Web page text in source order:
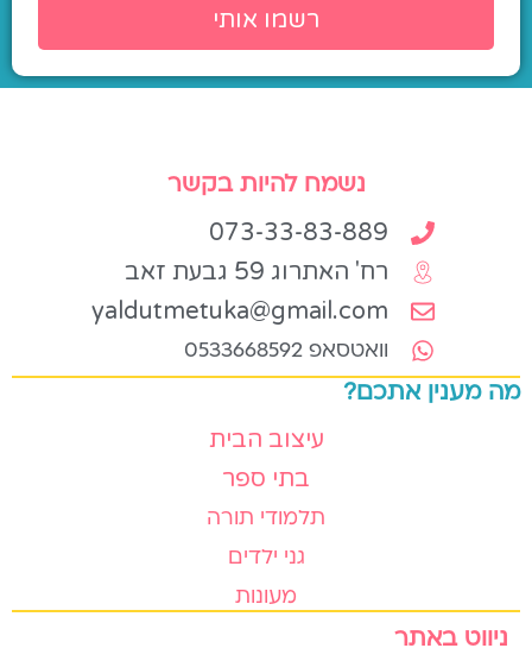
רשמו אותי
נשמח להיות בקשר
073-33-83-889
רח' האתרוג 59 גבעת זאב
yaldutmetuka@gmail.com
וואטסאפ 0533668592
עיצוב הבית
בתי ספר
תלמודי תורה
גני ילדים
מעונות
מה מענין אתכם?
ניווט באתר